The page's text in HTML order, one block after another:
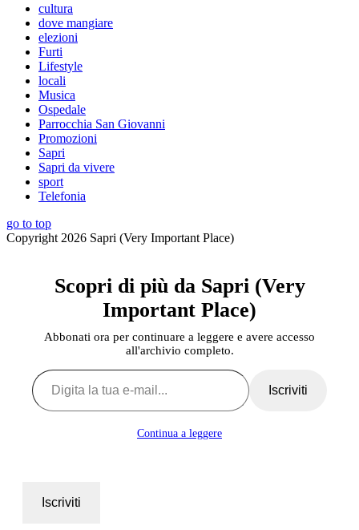
cultura
dove mangiare
elezioni
Furti
Lifestyle
locali
Musica
Ospedale
Parrocchia San Giovanni
Promozioni
Sapri
Sapri da vivere
sport
Telefonia
go to top
Copyright 2026 Sapri (Very Important Place)
Scopri di più da Sapri (Very
Important Place)
Abbonati ora per continuare a leggere e avere accesso
all'archivio completo.
Digita la tua e-mail...
Iscriviti
Continua a leggere
Iscriviti